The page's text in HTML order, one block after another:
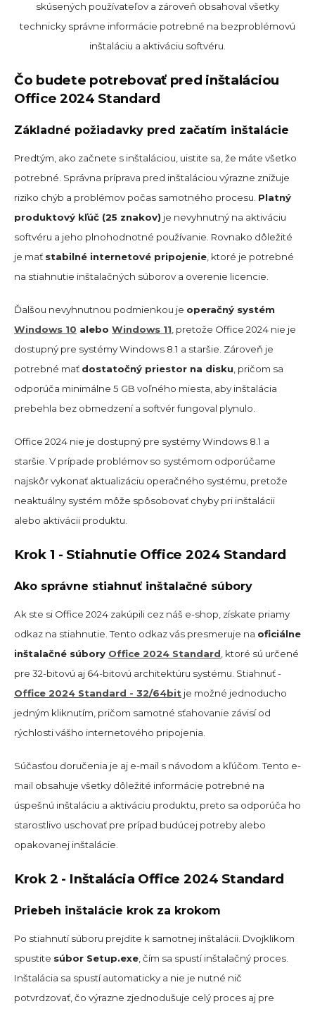
skúsených používateľov a zároveň obsahoval všetky
technicky správne informácie potrebné na bezproblémovú
inštaláciu a aktiváciu softvéru.
Čo budete potrebovať pred inštaláciou
Office 2024 Standard
Základné požiadavky pred začatím inštalácie
Predtým, ako začnete s inštaláciou, uistite sa, že máte všetko
potrebné. Správna príprava pred inštaláciou výrazne znižuje
riziko chýb a problémov počas samotného procesu. Platný
produktový kľúč (25 znakov) je nevyhnutný na aktiváciu
softvéru a jeho plnohodnotné používanie. Rovnako dôležité
je mať stabilné internetové pripojenie , ktoré je potrebné
na stiahnutie inštalačných súborov a overenie licencie.
Ďalšou nevyhnutnou podmienkou je operačný systém
Windows 10 alebo Windows 11 , pretože Office 2024 nie je
dostupný pre systémy Windows 8.1 a staršie. Zároveň je
potrebné mať dostatočný priestor na disku , pričom sa
odporúča minimálne 5 GB voľného miesta, aby inštalácia
prebehla bez obmedzení a softvér fungoval plynulo.
Office 2024 nie je dostupný pre systémy Windows 8.1 a
staršie. V prípade problémov so systémom odporúčame
najskôr vykonať aktualizáciu operačného systému, pretože
neaktuálny systém môže spôsobovať chyby pri inštalácii
alebo aktivácii produktu.
Krok 1 - Stiahnutie Office 2024 Standard
Ako správne stiahnuť inštalačné súbory
Ak ste si Office 2024 zakúpili cez náš e-shop, získate priamy
odkaz na stiahnutie. Tento odkaz vás presmeruje na oficiálne
inštalačné súbory Office 2024 Standard , ktoré sú určené
pre 32-bitovú aj 64-bitovú architektúru systému. Stiahnuť -
Office 2024 Standard - 32/64bit je možné jednoducho
jedným kliknutím, pričom samotné sťahovanie závisí od
rýchlosti vášho internetového pripojenia.
Súčasťou doručenia je aj e-mail s návodom a kľúčom. Tento e-
mail obsahuje všetky dôležité informácie potrebné na
úspešnú inštaláciu a aktiváciu produktu, preto sa odporúča ho
starostlivo uschovať pre prípad budúcej potreby alebo
opakovanej inštalácie.
Krok 2 - Inštalácia Office 2024 Standard
Priebeh inštalácie krok za krokom
Po stiahnutí súboru prejdite k samotnej inštalácii. Dvojklikom
spustite súbor Setup.exe , čím sa spustí inštalačný proces.
Inštalácia sa spustí automaticky a nie je nutné nič
potvrdzovať, čo výrazne zjednodušuje celý proces aj pre